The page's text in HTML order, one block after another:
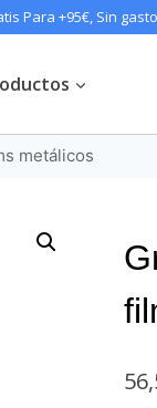
Para +95€, Sin
metálicos